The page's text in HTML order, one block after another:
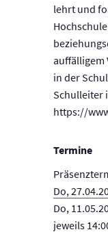
lehrt und
auffälligem
in der
Schulleiter
https://
Termine
Do,
Do,
jeweils